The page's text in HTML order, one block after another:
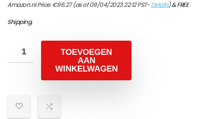
Amazon.nl Price:€96.27(as of 09/04/2023 22:12 PST-Details)&FREE
Shipping.
TOEVOEGEN
AAN
WINKELWAGEN